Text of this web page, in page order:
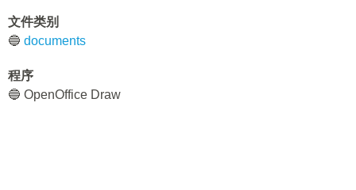
文件类别
🔵 documents
程序
🔵 OpenOffice Draw